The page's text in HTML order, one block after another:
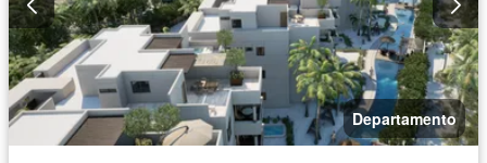
Departamento